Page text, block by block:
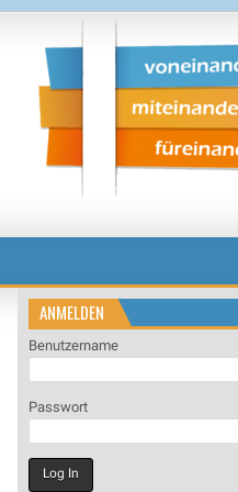
ANMELDEN
Benutzername
Passwort